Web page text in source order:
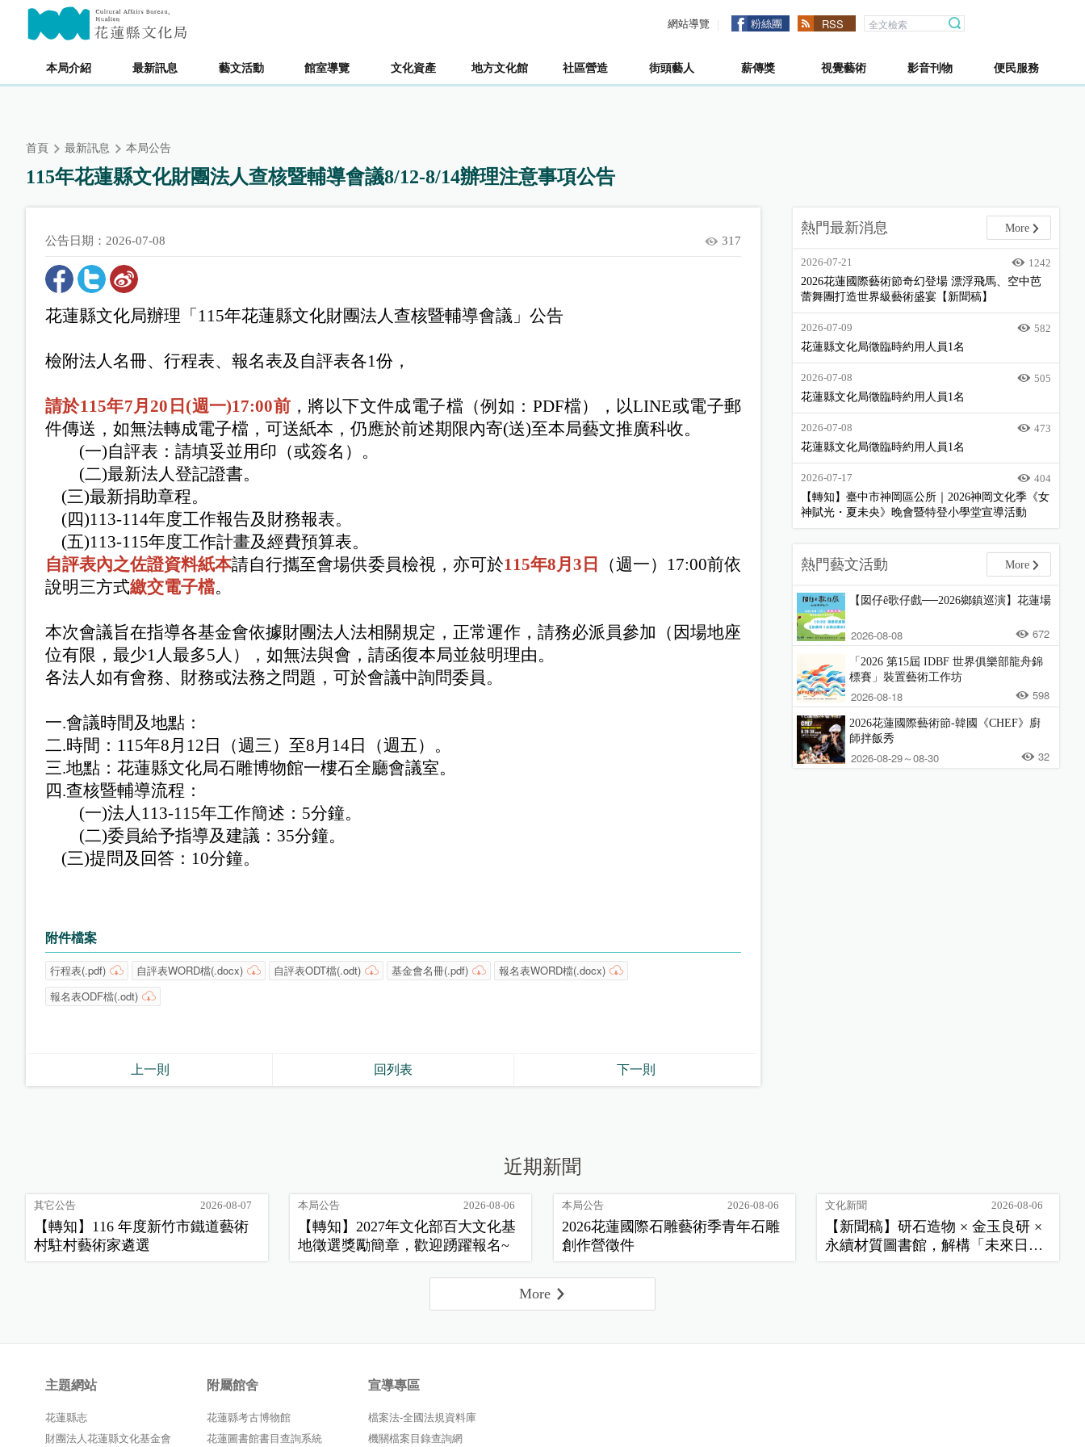
內
網站導覽 粉絲團 RSS
本局介紹 最新訊息 藝文活動 館室導覽 文化資產 地方文化館 社區營造 街頭藝人 薪傳獎 視覺藝術 影音刊物 便民服務
主要內容區塊
首頁 最新訊息 本局公告
115年花蓮縣文化財團法人查核暨輔導會議8/12-8/14辦理注意事項公告
公告日期：2026-07-08 317
花蓮縣文化局辦理「 115年花蓮縣文化財團法人查核暨輔導會議」公告
檢附法人名冊、 行程表、報名表及自評表各1份，
請於115年7月20日(週一)17:00前 ，將以下文件成電子檔（例如：PDF檔），以LINE或電子郵
件傳送，如無法轉成電子檔，可送紙本，仍應於前述期限內寄(送)至本局藝文推廣科收。
(一)自評表：請填妥並用印（或簽名）。
(二)最新法人登記證書。
(三)最新捐助章程。
(四)113-114年度工作報告及財務報表。
(五)113-115年度工作計畫及經費預算表。
自評表內之佐證資料紙本請自行攜至會場供委員檢視，亦可於115年8 月 3 日 （週一） 17:00前依
說明三方式繳交電子檔。
本次會議旨在指導各基金會依據財團法人法相關規定，正常運作，請務必派員參加（因場地座
位有限，最少1 人最多5 人），如無法與會，請函復本局並敍明理由。
各法人如有會務、財務或法務之問題，可於會議中詢問委員。
一.會議時間及地點：
二.時間： 115年8 月 12 日（週三）至8 月 14日（週五）。
三.地點：花蓮縣文化局石雕博物館一樓石全廳會議室。
四.查核暨輔導流程：
(一)法人 113-115年工作簡述： 5分鐘。
(二)委員給予指導及建議： 35分鐘。
(三)提問及回答： 10分鐘。
附件檔案
行程表(.pdf) 自評表WORD檔(.docx) 自評表ODT檔(.odt) 基金會名冊(.pdf)
報名表WORD檔(.docx)
報名表ODF檔(.odt)
上一則 回列表 下一則
熱門最新消息 More
2026-07-21
1242
2026花蓮國際藝術節奇幻登場 漂浮飛馬、空中芭
蕾舞團打造世界級藝術盛宴【新聞稿】
2026-07-09
582
花蓮縣文化局徵臨時約用人員1名
2026-07-08
505
花蓮縣文化局徵臨時約用人員1名
2026-07-08
473
花蓮縣文化局徵臨時約用人員1名
2026-07-17
404
【轉知】臺中市神岡區公所｜2026神岡文化季《女
神賦光・夏未央》晚會暨特登小學堂宣導活動
熱門藝文活動 More
【囡仔ê歌仔戲──2026鄉鎮巡演】花蓮場
2026-08-08 672
「2026 第15屆 IDBF 世界俱樂部龍舟錦
標賽」裝置藝術工作坊
2026-08-18 598
2026花蓮國際藝術節-韓國《CHEF》廚
師拌飯秀
2026-08-29～08-30 32
近期新聞
其它公告 2026-08-07
【轉知】116 年度新竹市鐵道藝術
村駐村藝術家遴選
本局公告 2026-08-06
【轉知】2027年文化部百大文化基
地徵選獎勵簡章，歡迎踴躍報名~
本局公告 2026-08-06
2026花蓮國際石雕藝術季青年石雕
創作營徵件
文化新聞 2026-08-06
【新聞稿】研石造物 × 金玉良研 ×
永續材質圖書館，解構「未來日
常」新樣貌
More
主題網站
花蓮縣志
財團法人花蓮縣文化基金會
附屬館舍
花蓮縣考古博物館
花蓮圖書館書目查詢系統
宣導專區
檔案法-全國法規資料庫
機關檔案目錄查詢網